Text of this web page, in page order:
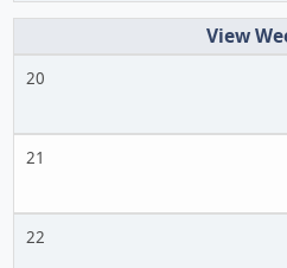
20
21
22